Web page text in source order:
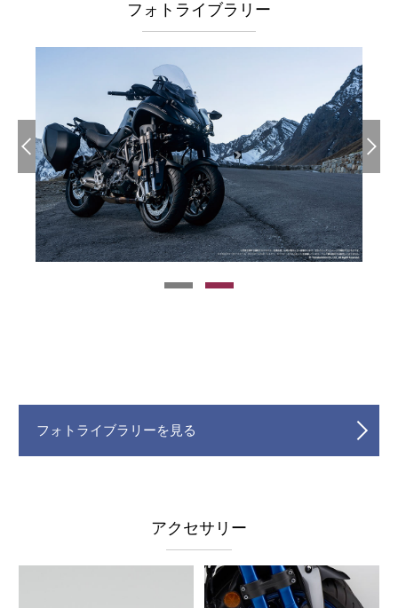
フォトライブラリー
フォトライブラリーを見る
アクセサリー